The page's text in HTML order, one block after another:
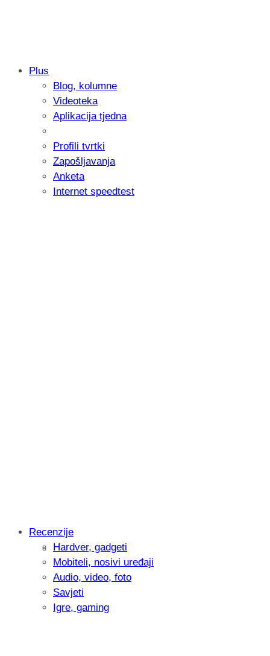
Samsung otkrio kako je nastajala
donijelo tanje i izdržljivije preklopne
Plus
Blog, kolumne
Videoteka
Aplikacija tjedna
Profili tvrtki
Zapošljavanja
Anketa
Internet speedtest
Intervju: Goran Jović, fotograf -
Recenzije
Hardver, gadgeti
Mobiteli, nosivi uređaji
Audio, video, foto
Savjeti
Igre, gaming